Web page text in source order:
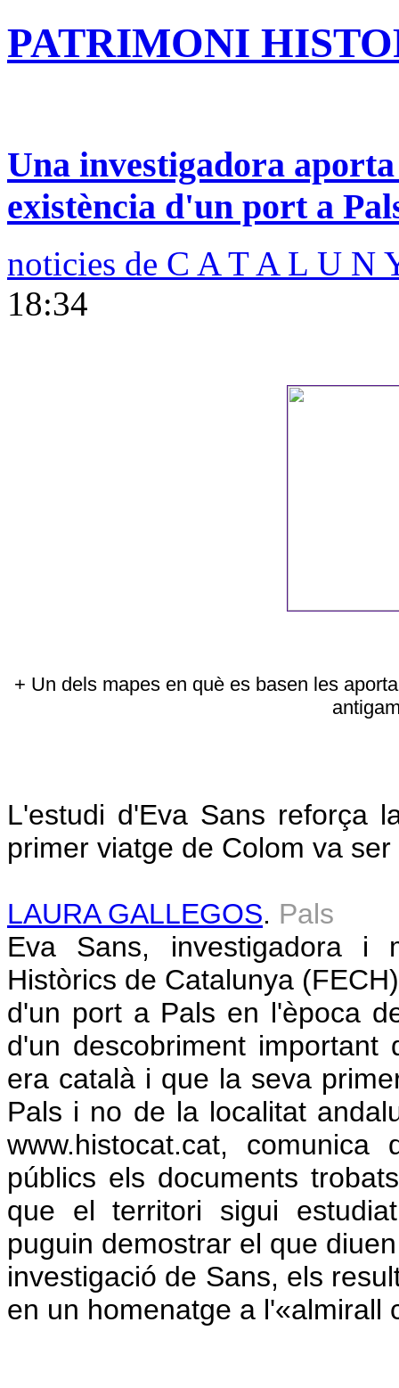
PATRIMONI
Una investigadora
existència d'un port a
noticies de C A T A L U N
18:34
+ Un dels mapes en què es basen les
L'estudi d'Eva Sans reforça
primer viatge de Colom va
LAURA GALLEGOS. Pals
Eva Sans, investigadora i
Històrics de Catalunya
d'un port a Pals en l'època
d'un descobriment
era català i que la seva
Pals i no de la localitat
www.histocat.cat,
públics els documents
que el territori sigui
puguin demostrar el que
investigació de Sans, els
en un homenatge a l'«almirall